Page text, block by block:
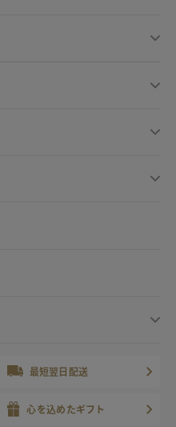
最短翌日配送
心を込めたギフト